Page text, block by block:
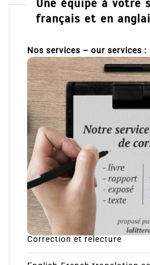
Une équipe à votre
français et en
Nos services – our services :
Correction et relecture